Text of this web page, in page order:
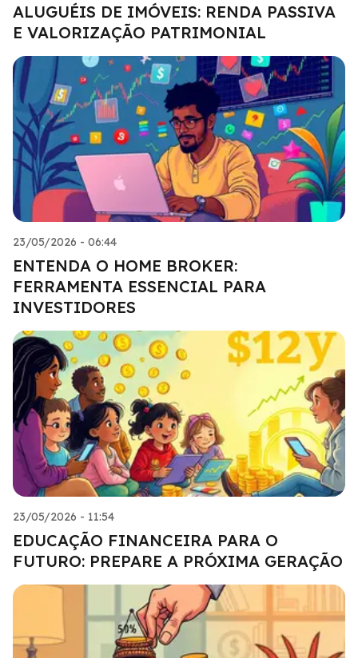
ALUGUÉIS DE IMÓVEIS: RENDA PASSIVA
E VALORIZAÇÃO PATRIMONIAL
23/05/2026 - 06:44
ENTENDA O HOME BROKER:
FERRAMENTA ESSENCIAL PARA
INVESTIDORES
23/05/2026 - 11:54
EDUCAÇÃO FINANCEIRA PARA O
FUTURO: PREPARE A PRÓXIMA GERAÇÃO